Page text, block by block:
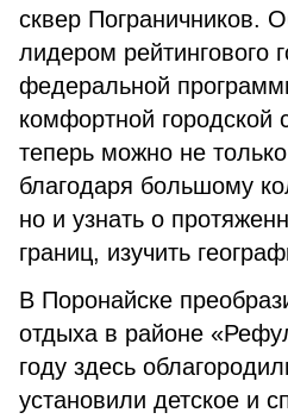
сквер Пограничников.
лидером рейтингового
федеральной
комфортной городской
теперь можно не
благодаря большому
но и узнать о
границ, изучить
В Поронайске
отдыха в районе
году здесь
установили детское и